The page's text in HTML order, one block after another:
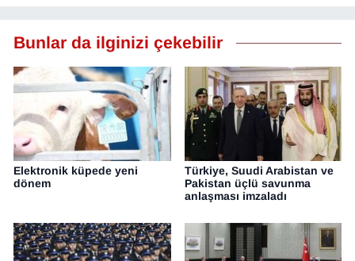
Bunlar da ilginizi çekebilir
Elektronik küpede yeni
dönem
Türkiye, Suudi Arabistan ve
Pakistan üçlü savunma
anlaşması imzaladı